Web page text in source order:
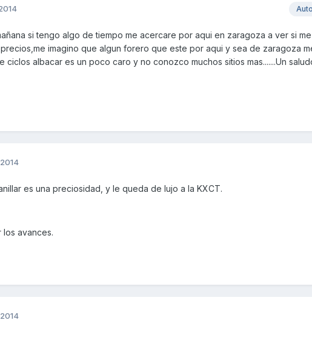
si tengo algo de tiempo me acercare por aqui en zaragoza a ver si
imagino que algun forero que este por aqui y sea de zaragoza
ciclos albacar es un poco caro y no conozco muchos sitios mas.......Un
es una preciosidad, y le queda de lujo a la KXCT.
avances.